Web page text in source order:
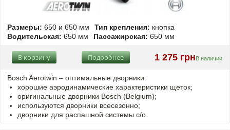
Размеры: 650 и 650 мм Тип крепления: кнопка
Водительская: 650 мм Пассажирская: 650 мм
1 275 грн В наличии
Подробнее
В корзину
Bosch Aerotwin – оптимальные дворники.
хорошие аэродинамические характеристики щеток;
оригинальные дворники Bosch (Belgium);
используются дворники всесезонно;
дворники для распашной системы с/о.